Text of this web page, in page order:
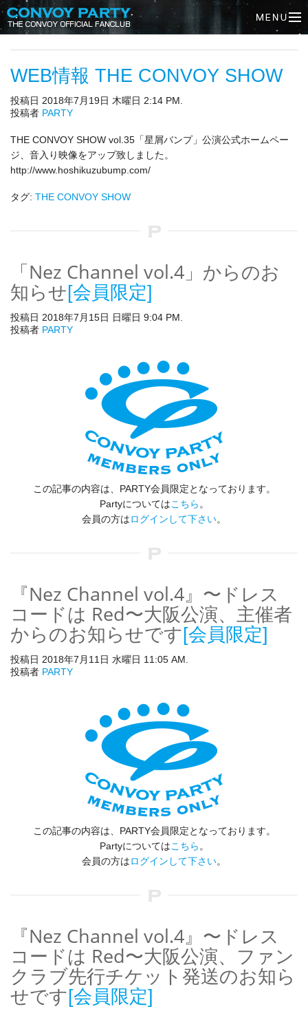
WEB情報 THE CONVOY SHOW
投稿日 2018年7月19日 木曜日 2:14 PM.
投稿者 PARTY
THE CONVOY SHOW vol.35「星屑バンプ」公演公式ホームペー
ジ、音入り映像をアップ致しました。
http://www.hoshikuzubump.com/
タグ: THE CONVOY SHOW
「Nez Channel vol.4」からのお
知らせ [会員限定]
投稿日 2018年7月15日 日曜日 9:04 PM.
投稿者 PARTY
この記事の内容は、PARTY会員限定となっております。
Partyについてはこちら 。
会員の方はログインして下さい。
『Nez Channel vol.4』〜ドレス
コードは Red〜大阪公演、主催者
からのお知らせです [会員限定]
投稿日 2018年7月11日 水曜日 11:05 AM.
投稿者 PARTY
この記事の内容は、PARTY会員限定となっております。
Partyについてはこちら 。
会員の方はログインして下さい。
『Nez Channel vol.4』〜ドレス
コードは Red〜大阪公演、ファン
クラブ先行チケット発送のお知ら
せです [会員限定]